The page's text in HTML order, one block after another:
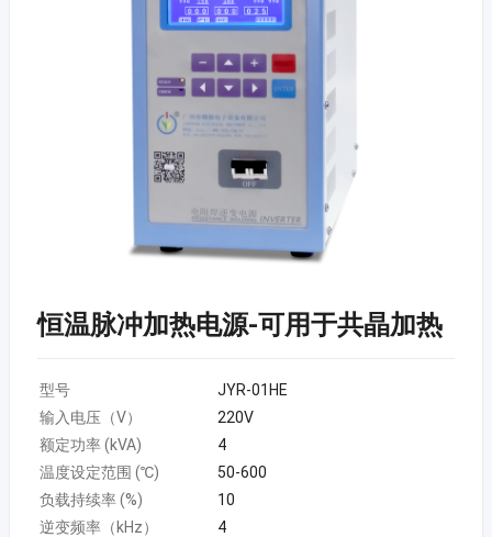
恒温脉冲加热电源-可用于共晶加热
型号
JYR-01HE
输入电压（V）
220V
额定功率 (kVA)
4
温度设定范围 (℃)
50-600
负载持续率 (%)
10
逆变频率（kHz）
4